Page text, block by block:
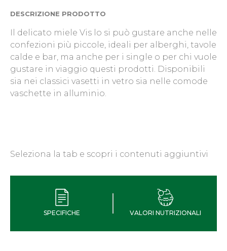
DESCRIZIONE PRODOTTO
Il delicato miele Vis lo si può gustare anche nelle
confezioni più piccole, ideali per alberghi, tavole
calde e bar, ma anche per i single o per chi vuole
gustare in viaggio questi prodotti. Disponibili
sia nei classici vasetti in vetro sia nelle comode
vaschette in alluminio.
Seleziona la tab e scopri i contenuti aggiuntivi
SPECIFICHE VALORI NUTRIZIONALI